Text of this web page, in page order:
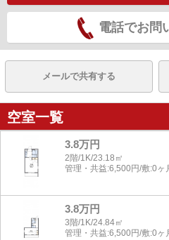
電話でお問
メールで共有する
空室一覧
3.8万円
2階/1K/23.18㎡
管理・共益:6,500円/敷:0ヶ
3.8万円
3階/1K/24.84㎡
管理・共益:6,500円/敷:0ヶ